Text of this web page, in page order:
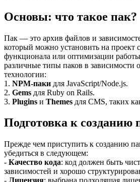
Основы: что такое пак?
Пак — это архив файлов и
который можно установить на проект
функционала или оптимизации
различные типы паков в зависимости
технологии:
1. NPM-паки для JavaScript/Node.js.
2. Gems для Ruby on Rails.
3. Plugins и Themes для CMS, таких
Подготовка к созданию
Прежде чем приступить к созданию
убедиться в следующем:
- Качество кода: код должен быть
зависимостей и хорошо